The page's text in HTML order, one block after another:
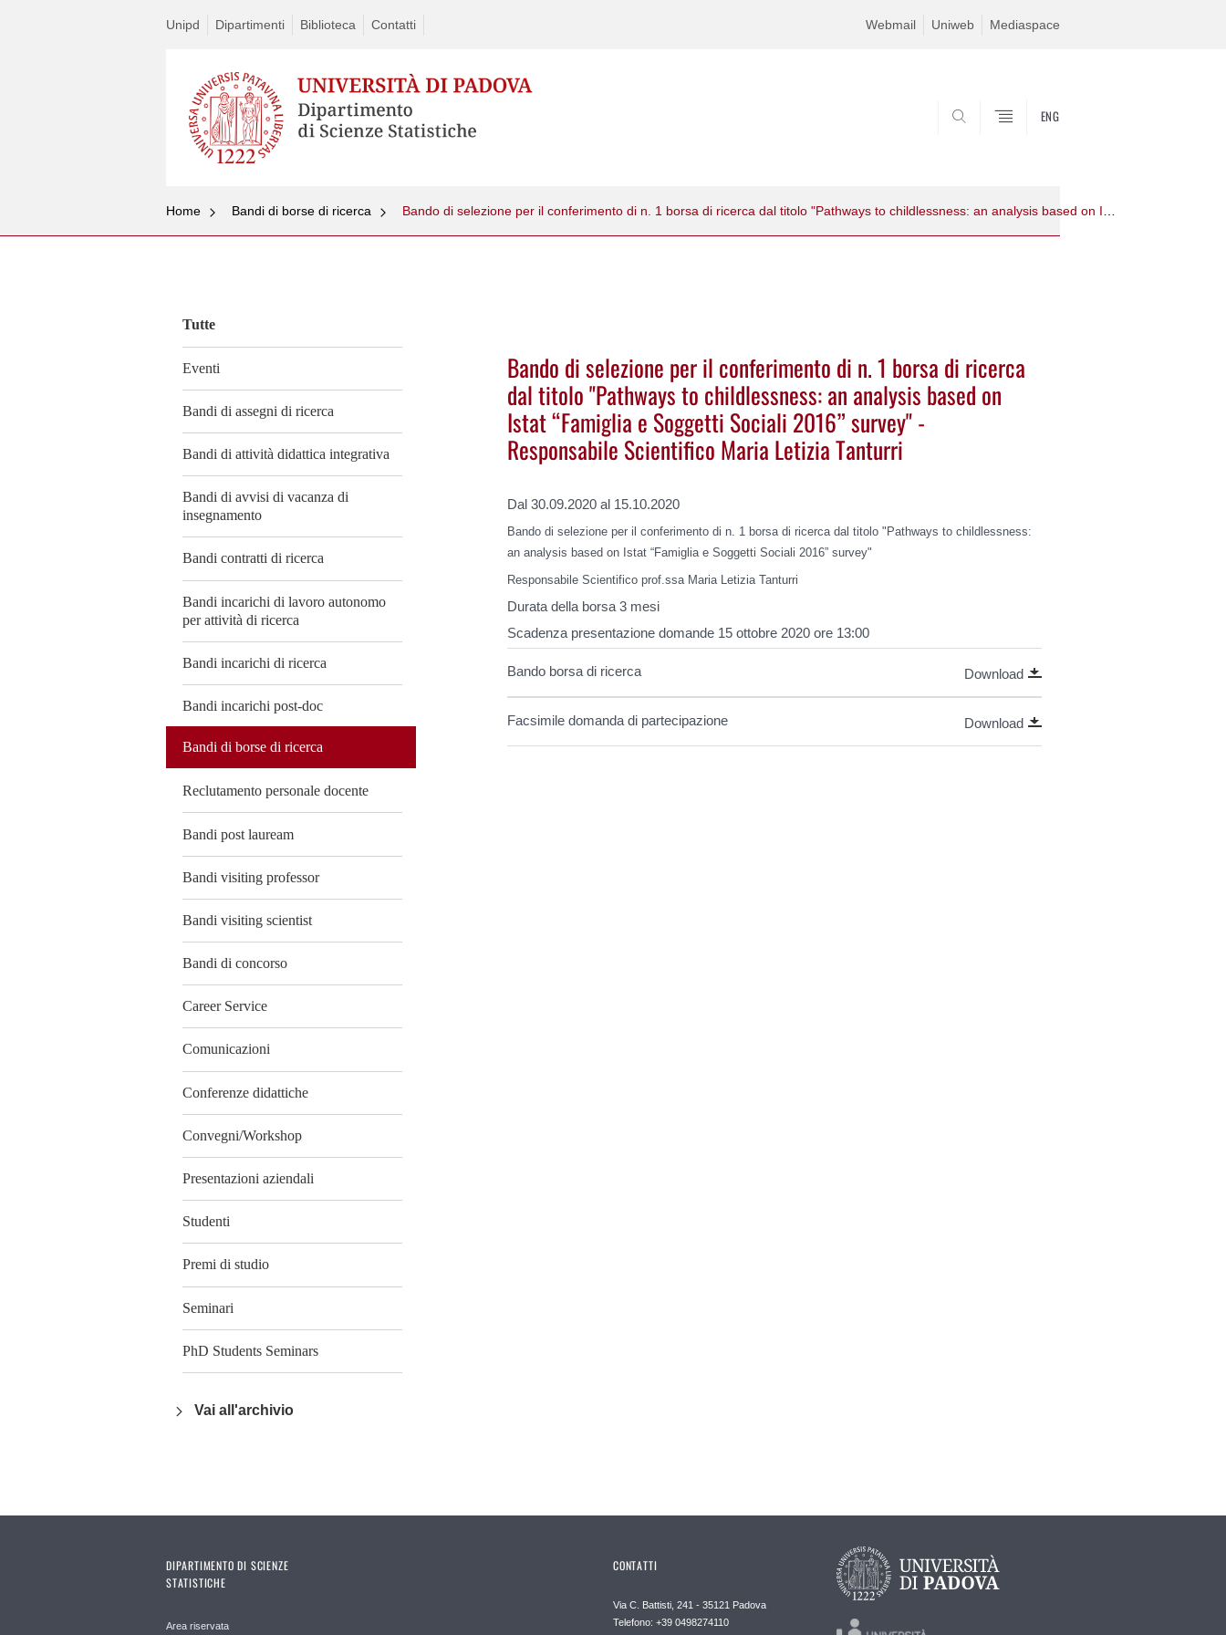
Unipd Dipartimenti Biblioteca Contatti Webmail Uniweb Mediaspace
ENG
Home Bandi di borse di ricerca Bando di selezione per il conferimento di n. 1 borsa di ricerca dal titolo "Pathways to childlessness: an analysis based on Istat “Famiglia e Soggetti Sociali 2016” survey" - Responsabile Scientifico Maria Letizia Tanturri
Tutte
Eventi
Bandi di assegni di ricerca
Bandi di attività didattica integrativa
Bandi di avvisi di vacanza di
insegnamento
Bandi contratti di ricerca
Bandi incarichi di lavoro autonomo
per attività di ricerca
Bandi incarichi di ricerca
Bandi incarichi post-doc
Bandi di borse di ricerca
Reclutamento personale docente
Bandi post lauream
Bandi visiting professor
Bandi visiting scientist
Bandi di concorso
Career Service
Comunicazioni
Conferenze didattiche
Convegni/Workshop
Presentazioni aziendali
Studenti
Premi di studio
Seminari
PhD Students Seminars
Vai all'archivio
Bando di selezione per il conferimento di n. 1 borsa di ricerca
dal titolo "Pathways to childlessness: an analysis based on
Istat “Famiglia e Soggetti Sociali 2016” survey" -
Responsabile Scientifico Maria Letizia Tanturri
Dal 30.09.2020 al 15.10.2020
Bando di selezione per il conferimento di n. 1 borsa di ricerca dal titolo "Pathways to childlessness:
an analysis based on Istat “Famiglia e Soggetti Sociali 2016” survey"
Responsabile Scientifico prof.ssa Maria Letizia Tanturri
Durata della borsa 3 mesi
Scadenza presentazione domande 15 ottobre 2020 ore 13:00
Bando borsa di ricerca Download
Facsimile domanda di partecipazione Download
DIPARTIMENTO DI SCIENZE
STATISTICHE
Area riservata
CONTATTI
Via C. Battisti, 241 - 35121 Padova
Telefono: +39 0498274110